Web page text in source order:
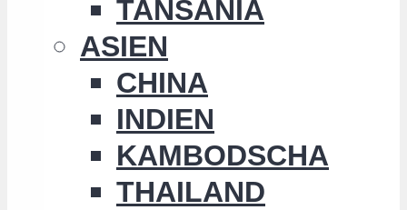
TANSANIA
ASIEN
CHINA
INDIEN
KAMBODSCHA
THAILAND